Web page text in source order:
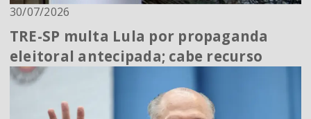
30/07/2026
TRE-SP multa Lula por propaganda
eleitoral antecipada; cabe recurso